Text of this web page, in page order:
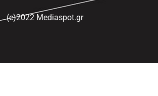
(c)2022 Mediaspot.gr